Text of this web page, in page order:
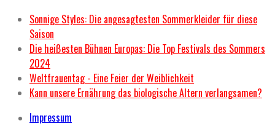
Sonnige Styles: Die angesagtesten Sommerkleider für diese
Saison
Die heißesten Bühnen Europas: Die Top Festivals des Sommers
2024
Weltfrauentag - Eine Feier der Weiblichkeit
Kann unsere Ernährung das biologische Altern verlangsamen?
Impressum